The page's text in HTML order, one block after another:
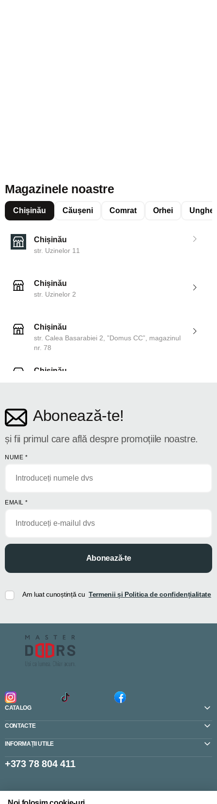
Magazinele noastre
Chișinău Căușeni Comrat Orhei
Chișinău
str. Uzinelor 11
Chișinău
str. Uzinelor 2
Chișinău
str. Calea Basarabiei 2, ”Domus CC”, magazinul
nr. 78
Chișinău
Abonează-te!
și fii primul care află despre promoțiile noastre.
NUME *
EMAIL *
Abonează-te
Am luat cunoștință cu Termenii și Politica de confidențialitate
CATALOG
CONTACTE
INFORMAȚII UTILE
+373 78 804 411
Setări cookie-uri